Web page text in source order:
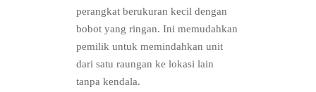
perangkat berukuran kecil dengan
bobot yang ringan. Ini memudahkan
pemilik untuk memindahkan unit
dari satu raungan ke lokasi lain
tanpa kendala.